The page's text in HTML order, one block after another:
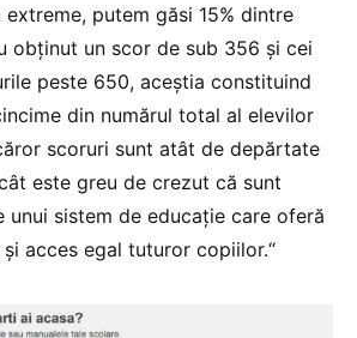
putem găsi 15% dintre
obținut un scor de sub 356 și cei
peste 650, aceștia constituind
din numărul total al elevilor
scoruri sunt atât de depărtate
este greu de crezut că sunt
unui sistem de educație care oferă
și acces egal tuturor copiilor.“